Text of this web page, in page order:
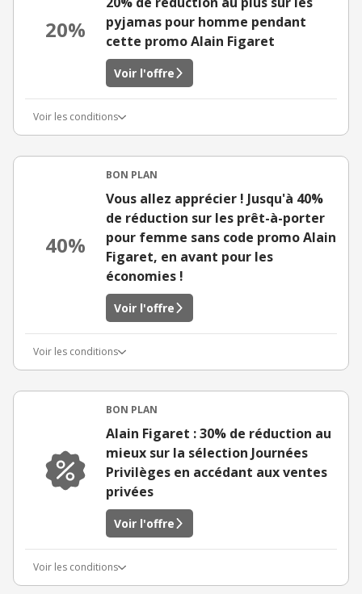
20%
pyjamas pour homme pendant
cette promo Alain Figaret
Voir l'offre
Voir les conditions
40%
BON PLAN
Vous allez apprécier ! Jusqu'à 40%
de réduction sur les prêt-à-porter
pour femme sans code promo Alain
Figaret, en avant pour les
économies !
Voir l'offre
Voir les conditions
BON PLAN
Alain Figaret : 30% de réduction au
mieux sur la sélection Journées
Privilèges en accédant aux ventes
privées
Voir l'offre
Voir les conditions